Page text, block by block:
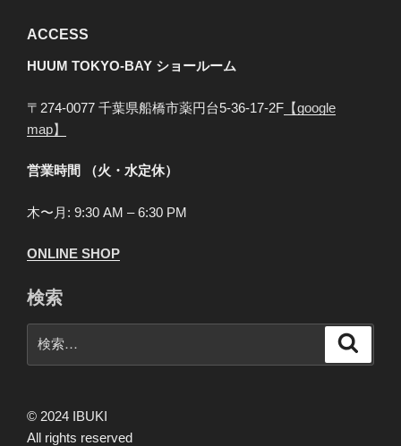
ACCESS
HUUM TOKYO-BAY ショールーム
〒274-0077 千葉県船橋市薬円台5-36-17-2F 【google
map】
営業時間 （火・水定休）
木〜月: 9:30 AM – 6:30 PM
ONLINE SHOP
検索
索:
© 2024 IBUKI
All rights reserved